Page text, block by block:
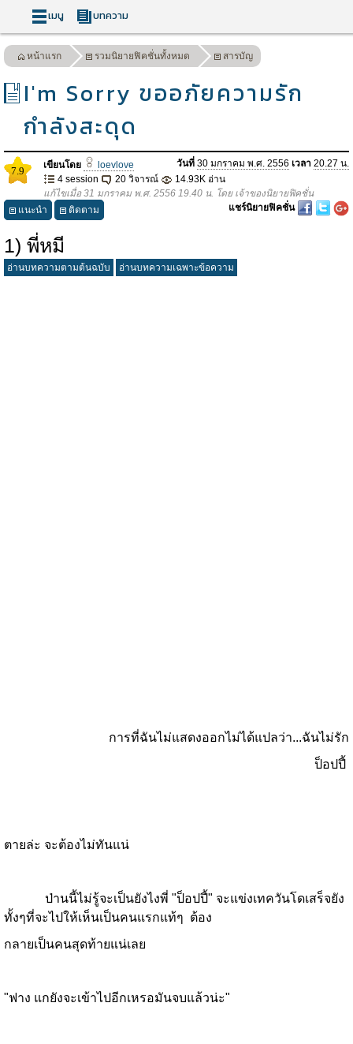
เมนู บทความ
หน้าแรก รวมนิยายฟิคชั่นทั้งหมด สารบัญ
I'm Sorry ขออภัยความรัก
กำลังสะดุด
7.9 เขียนโดย loevlove วันที่ 30 มกราคม พ.ศ. 2556 เวลา 20.27 น.
4 session
20 วิจารณ์
14.93K อ่าน
แก้ไขเมื่อ 31 มกราคม พ.ศ. 2556 19.40 น. โดย เจ้าของนิยายฟิคชั่น
แนะนำ
ติดตาม แชร์นิยายฟิคชั่น
1) พี่หมี
อ่านบทความตามต้นฉบับ อ่านบทความเฉพาะข้อความ
การที่ฉันไม่แสดงออกไม่ได้แปลว่า...ฉันไม่รัก
ป็อปปี้
ตายล่ะ จะต้องไม่ทันแน่
ป่านนี้ไม่รู้จะเป็นยังไงพี่ "ป็อปปี้" จะแข่งเทควันโดเสร็จยัง
ทั้งๆที่จะไปให้เห็นเป็นคนแรกแท้ๆ ต้อง
กลายเป็นคนสุดท้ายแน่เลย
"ฟาง แกยังจะเข้าไปอีกเหรอมันจบแล้วน่ะ"